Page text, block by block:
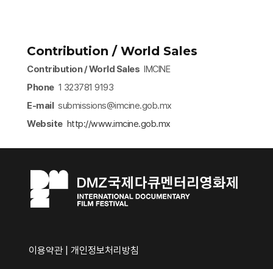
Contribution / World Sales
Contribution / World Sales IMCINE
Phone1 323781 9193
E-mailsubmissions@imcine.gob.mx
Website http://www.imcine.gob.mx​
이용약관 개인정보처리방침